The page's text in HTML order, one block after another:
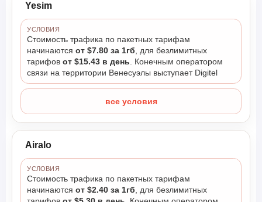
Yesim
УСЛОВИЯ
Стоимость трафика по пакетных тарифам
начинаютсяот $7.80 за 1гб , для безлимитных
тарифовот $15.43 в день . Конечным оператором
связи на территории Венесуэлы выступает Digitel
все условия
Airalo
УСЛОВИЯ
Стоимость трафика по пакетных тарифам
начинаютсяот $2.40 за 1гб , для безлимитных